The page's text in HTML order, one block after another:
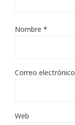
Nombre *
Correo electrónico
Web